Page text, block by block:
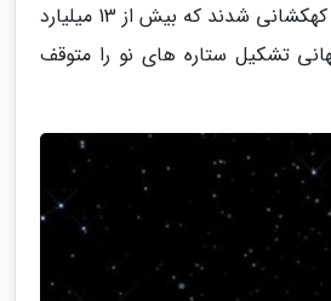
جیمزوب پیروز به رصد کهکشانی شدند که بیش از 13 میلیارد
تشکیل ستاره های نو را متوقف